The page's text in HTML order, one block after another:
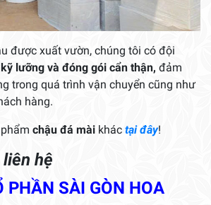
được xuất vườn, chúng tôi có đội
lưỡng và đóng gói cẩn thận, đảm
trong quá trình vận chuyển cũng như
hàng.
chậu đá mài khác tại đây!
hệ
PHẦN SÀI GÒN HOA